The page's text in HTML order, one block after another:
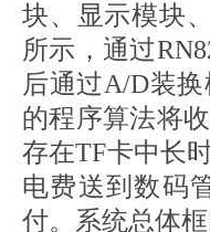
块、显示模块
所示，通过
后通过A/D装
的程序算法将
存在TF卡中长
电费送到数码
付。系统总体